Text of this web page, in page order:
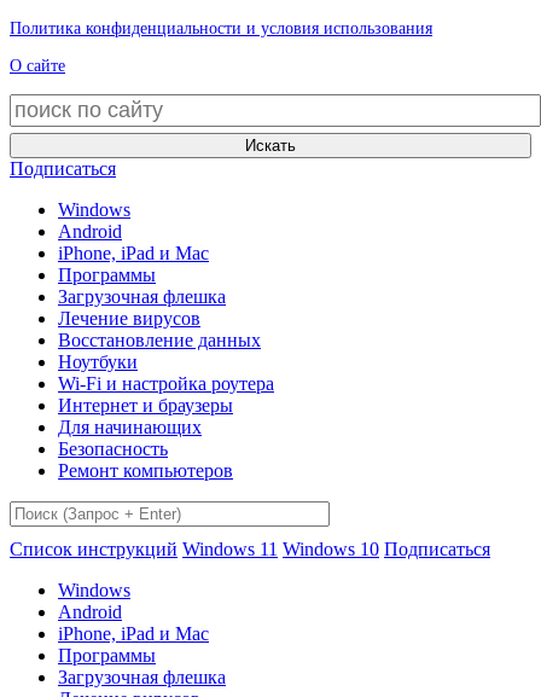
Политика конфиденциальности и условия использования
О сайте
Искать
Подписаться
Windows
Android
iPhone, iPad и Mac
Программы
Загрузочная флешка
Лечение вирусов
Восстановление данных
Ноутбуки
Wi-Fi и настройка роутера
Интернет и браузеры
Для начинающих
Безопасность
Ремонт компьютеров
Список инструкций Windows 11 Windows 10 Подписаться
Windows
Android
iPhone, iPad и Mac
Программы
Загрузочная флешка